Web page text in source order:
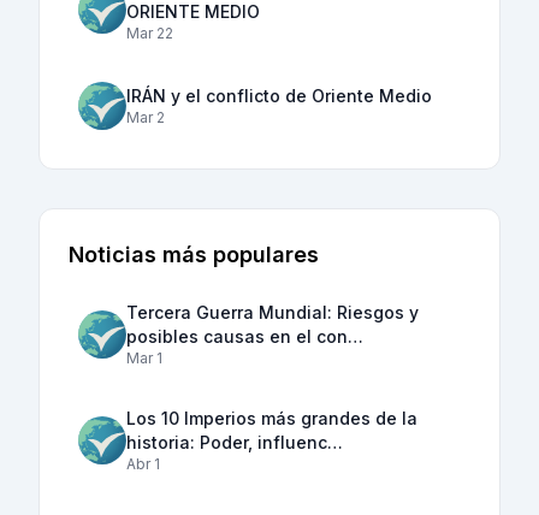
ORIENTE MEDIO
Mar 22
IRÁN y el conflicto de Oriente Medio
Mar 2
Noticias más populares
Tercera Guerra Mundial: Riesgos y
posibles causas en el con…
Mar 1
Los 10 Imperios más grandes de la
historia: Poder, influenc…
Abr 1